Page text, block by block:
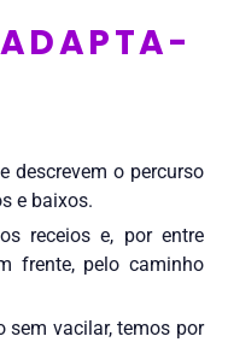
descrevem o percurso
e baixos.
receios e, por entre
frente, pelo caminho
sem vacilar, temos por